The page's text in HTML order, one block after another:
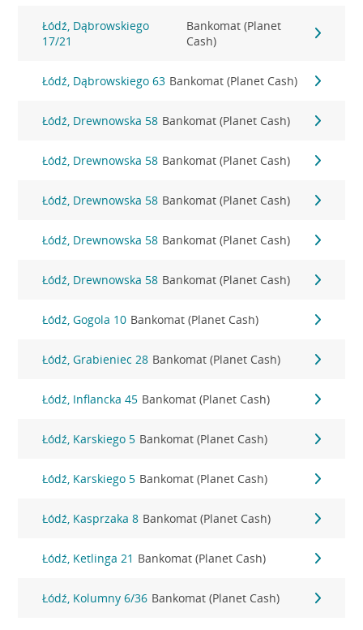
Łódź, Dąbrowskiego
17/21
Bankomat (Planet
Cash)
Łódź, Dąbrowskiego 63 Bankomat (Planet Cash)
Łódź, Drewnowska 58 Bankomat (Planet Cash)
Łódź, Drewnowska 58 Bankomat (Planet Cash)
Łódź, Drewnowska 58 Bankomat (Planet Cash)
Łódź, Drewnowska 58 Bankomat (Planet Cash)
Łódź, Drewnowska 58 Bankomat (Planet Cash)
Łódź, Gogola 10 Bankomat (Planet Cash)
Łódź, Grabieniec 28 Bankomat (Planet Cash)
Łódź, Inflancka 45 Bankomat (Planet Cash)
Łódź, Karskiego 5 Bankomat (Planet Cash)
Łódź, Karskiego 5 Bankomat (Planet Cash)
Łódź, Kasprzaka 8 Bankomat (Planet Cash)
Łódź, Ketlinga 21 Bankomat (Planet Cash)
Łódź, Kolumny 6/36 Bankomat (Planet Cash)